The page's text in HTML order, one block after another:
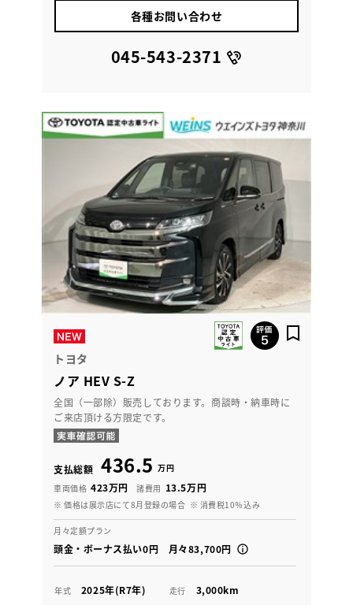
各種お問い合わせ
045-543-2371
トヨタ
ノア HEV S-Z
全国（一部除）販売しております。商談時・納車時に
ご来店頂ける方限定です。
支払総額 436.5 万円
車両価格 423万円 諸費用 13.5万円
※ 価格は展示店にて8月登録の場合 ※ 消費税10％込み
月々定額プラン
頭金・ボーナス払い0円 月々83,700円
年式 2025年(R7年) 走行 3,000km